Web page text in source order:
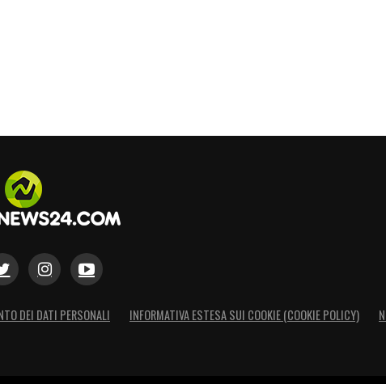
di sviluppare i
è un grande
DEI DATI PERSONALI INFORMATIVA ESTESA SUI COOKIE (COOKIE POLICY)